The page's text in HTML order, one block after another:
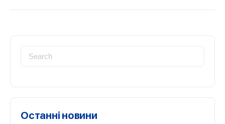
Search
for:
Останні новини